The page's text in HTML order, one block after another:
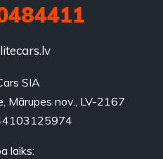
SIA
Mārupes nov., LV-2167
laiks: